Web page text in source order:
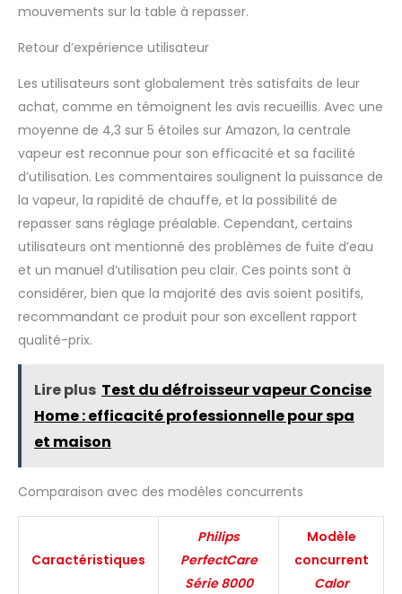
mouvements sur la table à repasser.
Retour d’expérience utilisateur
Les utilisateurs sont globalement très satisfaits de leur
achat, comme en témoignent les avis recueillis. Avec une
moyenne de 4,3 sur 5 étoiles sur Amazon, la centrale
vapeur est reconnue pour son efficacité et sa facilité
d’utilisation. Les commentaires soulignent la puissance de
la vapeur, la rapidité de chauffe, et la possibilité de
repasser sans réglage préalable. Cependant, certains
utilisateurs ont mentionné des problèmes de fuite d’eau
et un manuel d’utilisation peu clair. Ces points sont à
considérer, bien que la majorité des avis soient positifs,
recommandant ce produit pour son excellent rapport
qualité-prix.
Lire plus Test du défroisseur vapeur Concise
Home : efficacité professionnelle pour spa
et maison
Comparaison avec des modèles concurrents
Caractéristiques
Philips
PerfectCare
Série 8000
Modèle
concurrent
Calor